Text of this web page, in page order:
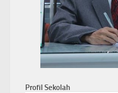
Profil Sekolah